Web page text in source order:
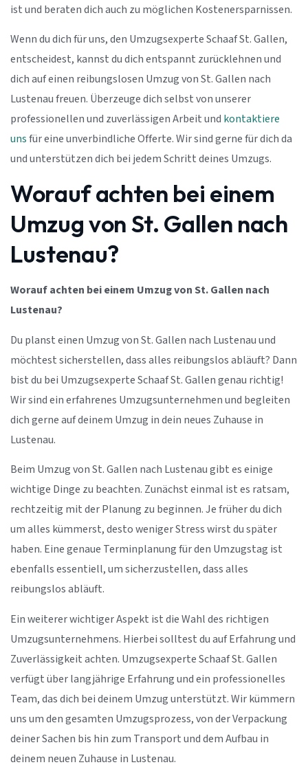
ist und beraten dich auch zu möglichen Kostenersparnissen.
Wenn du dich für uns, den Umzugsexperte Schaaf St. Gallen,
entscheidest, kannst du dich entspannt zurücklehnen und
dich auf einen reibungslosen Umzug von St. Gallen nach
Lustenau freuen. Überzeuge dich selbst von unserer
professionellen und zuverlässigen Arbeit und kontaktiere
unsfür eine unverbindliche Offerte. Wir sind gerne für dich da
und unterstützen dich bei jedem Schritt deines Umzugs.
Worauf achten bei einem
Umzug von St. Gallen nach
Lustenau?
Worauf achten bei einem Umzug von St. Gallen nach
Lustenau?
Du planst einen Umzug von St. Gallen nach Lustenau und
möchtest sicherstellen, dass alles reibungslos abläuft? Dann
bist du bei Umzugsexperte Schaaf St. Gallen genau richtig!
Wir sind ein erfahrenes Umzugsunternehmen und begleiten
dich gerne auf deinem Umzug in dein neues Zuhause in
Lustenau.
Beim Umzug von St. Gallen nach Lustenau gibt es einige
wichtige Dinge zu beachten. Zunächst einmal ist es ratsam,
rechtzeitig mit der Planung zu beginnen. Je früher du dich
um alles kümmerst, desto weniger Stress wirst du später
haben. Eine genaue Terminplanung für den Umzugstag ist
ebenfalls essentiell, um sicherzustellen, dass alles
reibungslos abläuft.
Ein weiterer wichtiger Aspekt ist die Wahl des richtigen
Umzugsunternehmens. Hierbei solltest du auf Erfahrung und
Zuverlässigkeit achten. Umzugsexperte Schaaf St. Gallen
verfügt über langjährige Erfahrung und ein professionelles
Team, das dich bei deinem Umzug unterstützt. Wir kümmern
uns um den gesamten Umzugsprozess, von der Verpackung
deiner Sachen bis hin zum Transport und dem Aufbau in
deinem neuen Zuhause in Lustenau.